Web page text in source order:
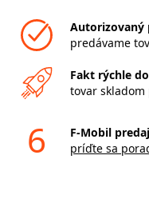
Autorizovaný
predávame
Fakt rýchle
tovar
6
F-Mobil
príďte sa